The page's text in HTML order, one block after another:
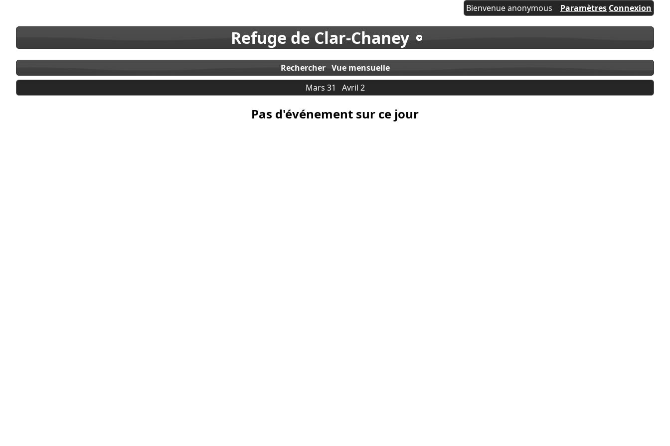
Bienvenue anonymous Paramètres Connexion
Refuge de Clar-Chaney
Rechercher Vue mensuelle
Mars 31
Avril 2
Pas d'événement sur ce jour